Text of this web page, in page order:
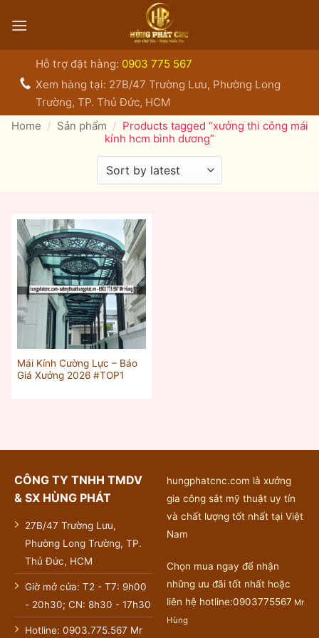
qua
Hỗ trợ đặt hàng: 0903 775 567
Xem hàng tại: 27B/47 Trường Lưu, Phường Long
Trường, TP. Thủ Đức, HCM
Home / Sản phẩm / Products tagged “xưởng thi công mái
kính hcm bình dương”
Mái Kính Cường Lực – Báo
Giá Xưởng 2026 #TOP1
CÔNG TY TNHH TMDV
& SX HÙNG PHÁT
27B/47 Trường Lưu,
Phường Long Trường, TP.
Thủ Đức, HCM
Giờ mở cửa: T2 - T7: 9h00
- 20h30; CN: 8h30 - 17h30
Hotline: 0903.775.567 Mr
hungphatcnc.com là xưởng
gia công sắt mỹ thuật uy tín
và chất lượng tốt nhất tại Việt
Nam
Chọn mua ngay để nhận
những ưu đãi tốt nhất hoặc
liên hệ hotline:0903775567 Mr
Hùng